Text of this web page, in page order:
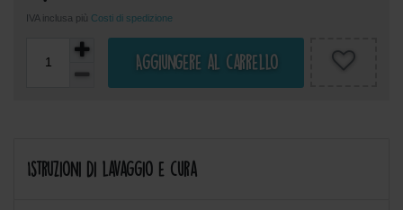
IVA inclusa più Costi di spedizione
Aggiungere al carrello
Istruzioni di lavaggio e cura